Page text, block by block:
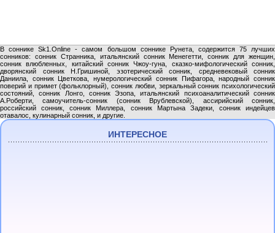
В соннике Sk1.Online - самом большом соннике Рунета, содержится 75 лучших
сонников: сонник Странника, итальянский сонник Менегетти, сонник для женщин,
сонник влюбленных, китайский сонник Чжоу-гуна, сказко-мифологический сонник,
дворянский сонник Н.Гришиной, эзотерический сонник, средневековый сонник
Даниила, сонник Цветкова, нумерологический сонник Пифагора, народный сонник
поверий и примет (фольклорный), сонник любви, зеркальный сонник психологический
состояний, сонник Лонго, сонник Эзопа, итальянский психоаналитический сонник
А.Роберти, самоучитель-сонник (сонник Врублевской), ассирийский сонник,
российский сонник, сонник Миллера, сонник Мартына Задеки, сонник индейцев
отавалос, кулинарный сонник, и другие.
ИНТЕРЕСНОЕ